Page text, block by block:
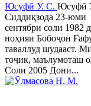
Юсуфӣ У. C. Юсуфӣ
Сиддиқзода 23-юми
сентябри соли 1982
ноҳияи Бобоҷон
таваллуд шудааст.
тоҷик, маълумоташ
Соли 2005 Дони...